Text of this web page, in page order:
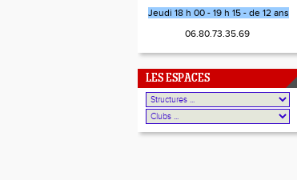
Jeudi 18 h 00 - 19 h 15 - de 12 ans
06.80.73.35.69
LES ESPACES